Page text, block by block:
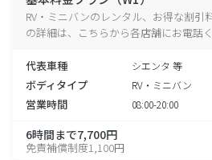
RV・ミニバンのレンタル、お得な割引
の詳細は、こちらから各店舗にお電話く
代表車種 シエンタ 等
ボディタイプ RV・ミニバン
営業時間 08:00-20:00
6時間まで7,700円
免責補償制度1,100円